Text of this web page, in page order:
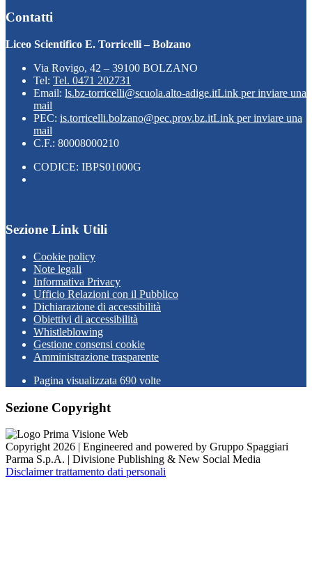
Contatti
Liceo Scientifico E. Torricelli – Bolzano
Via Rovigo, 42 – 39100 BOLZANO
Tel: Tel. 0471 202731
Email: ls.bz-torricelli@scuola.alto-adige.itLink per inviare una
mail
PEC: is.torricelli.bolzano@pec.prov.bz.itLink per inviare una
mail
C.F.: 80008000210
CODICE: IBPS01000G
Sezione Link Utili
Cookie policy
Note legali
Informativa Privacy
Ufficio Relazioni con il Pubblico
Dichiarazione di accessibilità
Obiettivi di accessibilità
Whistleblowing
Gestione consensi cookie
Amministrazione trasparente
Pagina visualizzata 690 volte
Sezione Copyright
Copyright 2026 | Engineered and powered by Gruppo Spaggiari
Parma S.p.A. | Divisione Publishing & New Social Media
Disclaimer trattamento dati personali